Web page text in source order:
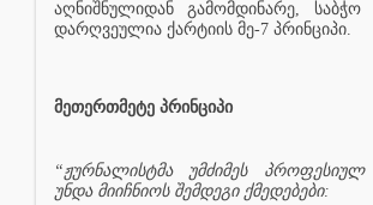
აღნიშნულიდან გამომდინარე,
დარღვეულია ქარტიის მე-7 პრინციპი.
მეთერთმეტე პრინციპი
“ჟურნალისტმა უმძიმეს
უნდა მიიჩნიოს შემდეგი ქმედებები: